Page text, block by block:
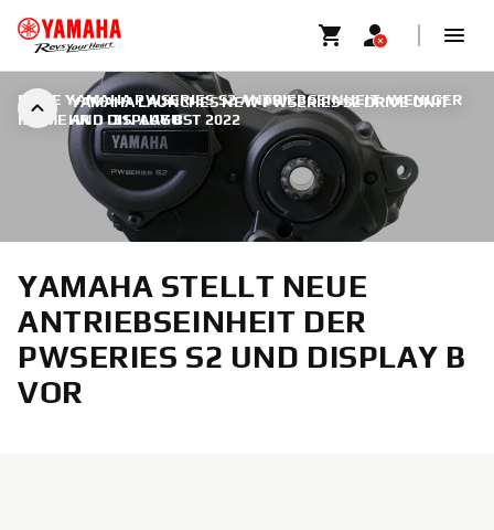
YAMAHA LAUNCHES NEW PWSERIES S2 DRIVE UNIT
AND DISPLAY B
NEUE YAMAHA PWSERIES S2 ANTRIEBSEINHEIT: WENIGER
IST MEHR | 31. AUGUST 2022
YAMAHA STELLT NEUE
ANTRIEBSEINHEIT DER
PWSERIES S2 UND DISPLAY B
VOR